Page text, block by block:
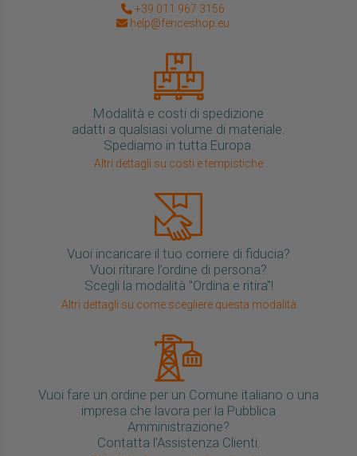
+39 011 967 3156
help@fenceshop.eu
Modalità e costi di spedizione
adatti a qualsiasi volume di materiale.
Spediamo in tutta Europa.
Altri dettagli su costi e tempistiche
Vuoi incaricare il tuo corriere di fiducia?
Vuoi ritirare l’ordine di persona?
Scegli la modalità "Ordina e ritira"!
Altri dettagli su come scegliere questa modalità
Vuoi fare un ordine per un Comune italiano o una
impresa che lavora per la Pubblica
Amministrazione?
Contatta l'Assistenza Clienti.